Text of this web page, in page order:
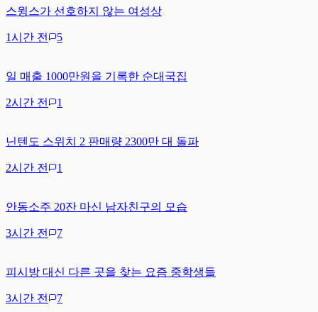
스윙스가 선호하지 않는 여성상
1시간 전 5
일 매출 1000만원을 기록한 순대국집
2시간 전 1
닌텐도 스위치 2 판매량 2300만 대 돌파
2시간 전 1
안동소주 20잔 마신 남자친구의 모습
3시간 전 7
피시방 대신 다른 곳을 찾는 요즘 중학생들
3시간 전 7